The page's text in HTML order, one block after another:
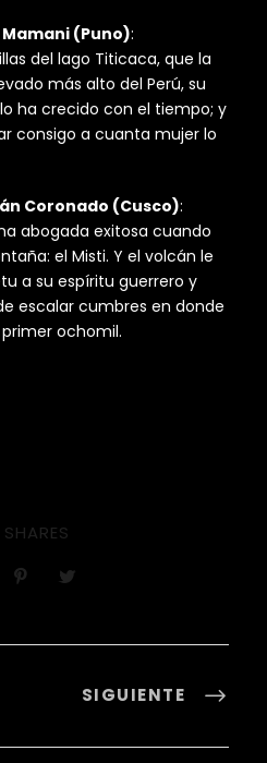
(Puno):
del lago Titicaca, que la
más alto del Perú, su
ha crecido con el tiempo; y
consigo a cuanta mujer lo
Coronado (Cusco):
abogada exitosa cuando
el Misti. Y el volcán le
a su espíritu guerrero y
escalar cumbres en donde
primer ochomil.
SHARES
SIGUIENTE